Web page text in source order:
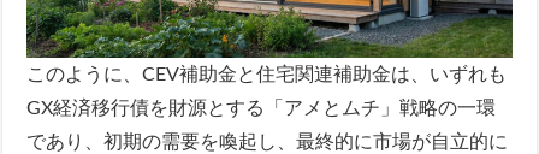
このように、CEV補助金と住宅関連補助金は、いずれも
GX経済移行債を財源とする「アメとムチ」戦略の一環
であり、初期の需要を喚起し、最終的に市場が自立的に